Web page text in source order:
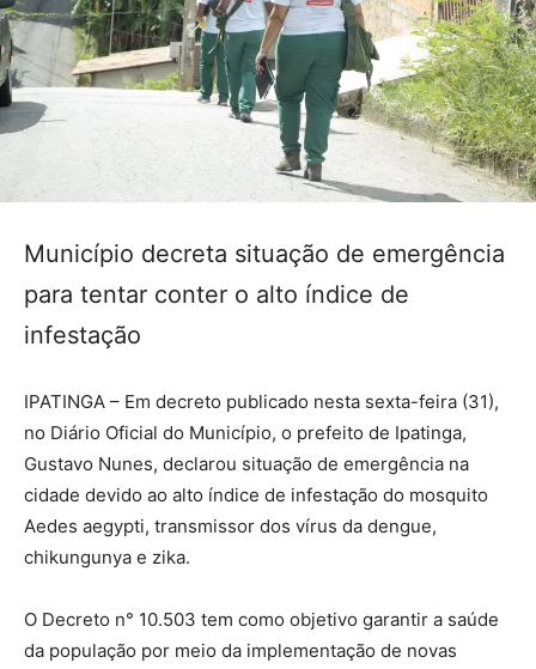
Município decreta situação de emergência
para tentar conter o alto índice de
infestação
IPATINGA – Em decreto publicado nesta sexta-feira (31),
no Diário Oficial do Município, o prefeito de Ipatinga,
Gustavo Nunes, declarou situação de emergência na
cidade devido ao alto índice de infestação do mosquito
Aedes aegypti, transmissor dos vírus da dengue,
chikungunya e zika.
O Decreto n° 10.503 tem como objetivo garantir a saúde
da população por meio da implementação de novas